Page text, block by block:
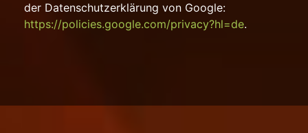
der Datenschutzerklärung von Google:
https://policies.google.com/privacy?hl=de.